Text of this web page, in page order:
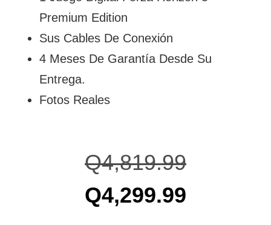
Premium Edition
Sus Cables De Conexión
4 Meses De Garantía Desde Su
Entrega.
Fotos Reales
Q4,819.99
Q4,299.99